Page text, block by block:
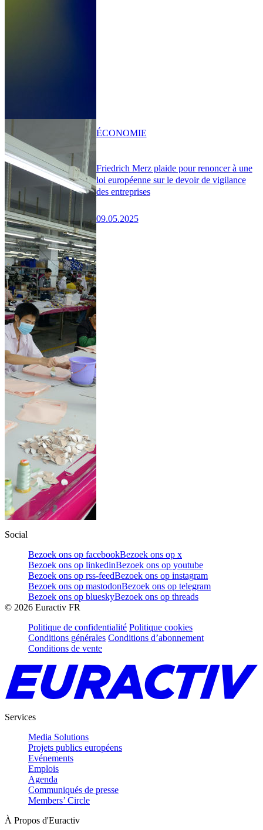
Friedrich Merz plaide pour renoncer à une
loi européenne sur le devoir de vigilance
des entreprises
09.05.2025
ÉCONOMIE
Social
Bezoek ons op facebookBezoek ons op x
Bezoek ons op linkedinBezoek ons op youtube
Bezoek ons op rss-feedBezoek ons op instagram
Bezoek ons op mastodonBezoek ons op telegram
Bezoek ons op blueskyBezoek ons op threads
© 2026 Euractiv FR
Politique de confidentialité Politique cookies
Conditions générales Conditions d’abonnement
Conditions de vente
Services
Media Solutions
Projets publics européens
Evénements
Emplois
Agenda
Communiqués de presse
Members’ Circle
À Propos d'Euractiv